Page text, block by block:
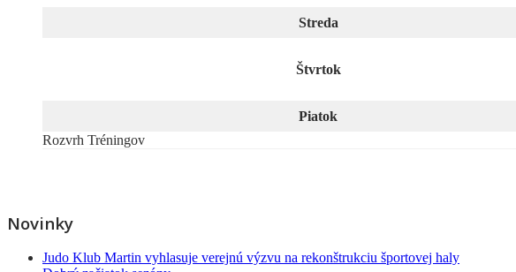
Streda
Štvrtok
Piatok
Rozvrh Tréningov
Novinky
Judo Klub Martin vyhlasuje verejnú výzvu na rekonštrukciu športovej haly